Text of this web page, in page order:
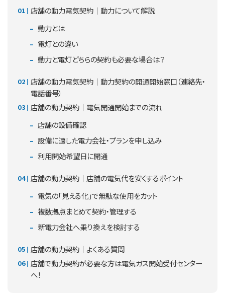
店舗の動力電気契約｜動力について解説
動力とは
電灯との違い
動力と電灯どちらの契約も必要な場合は？
店舗の動力電気契約｜動力契約の開通開始窓口（連絡先・
電話番号）
店舗の動力契約｜電気開通開始までの流れ
店舗の設備確認
設備に適した電力会社・プランを申し込み
利用開始希望日に開通
店舗の動力契約｜店舗の電気代を安くするポイント
電気の「見える化」で無駄な使用をカット
複数拠点まとめて契約・管理する
新電力会社へ乗り換えを検討する
店舗の動力契約｜よくある質問
店舗で動力契約が必要な方は電気ガス開始受付センター
へ！